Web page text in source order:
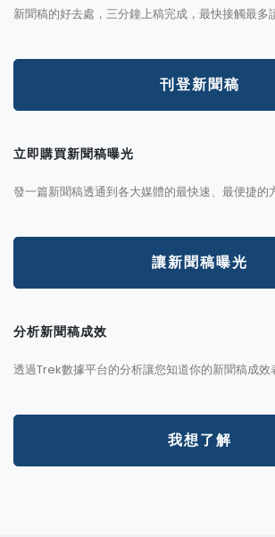
新聞稿的好去處，三分鐘上稿完成，最快接觸最多
刊登新聞稿
立即購買新聞稿曝光
發一篇新聞稿透通到各大媒體的最快速、最便捷的
讓新聞稿曝光
分析新聞稿成效
透過Trek數據平台的分析讓您知道你的新聞稿成效
我想了解